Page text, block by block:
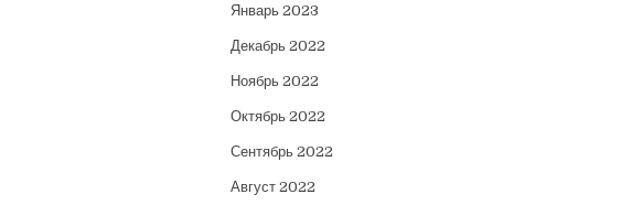
Январь 2023
Декабрь 2022
Ноябрь 2022
Октябрь 2022
Сентябрь 2022
Август 2022